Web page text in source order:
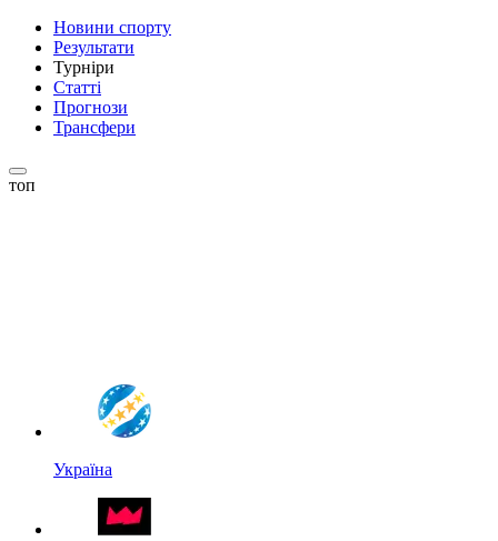
Новини спорту
Результати
Турніри
Статті
Прогнози
Трансфери
топ
Україна